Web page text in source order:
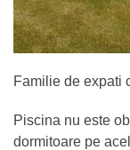
Familie de expati
Piscina nu este
dormitoare pe